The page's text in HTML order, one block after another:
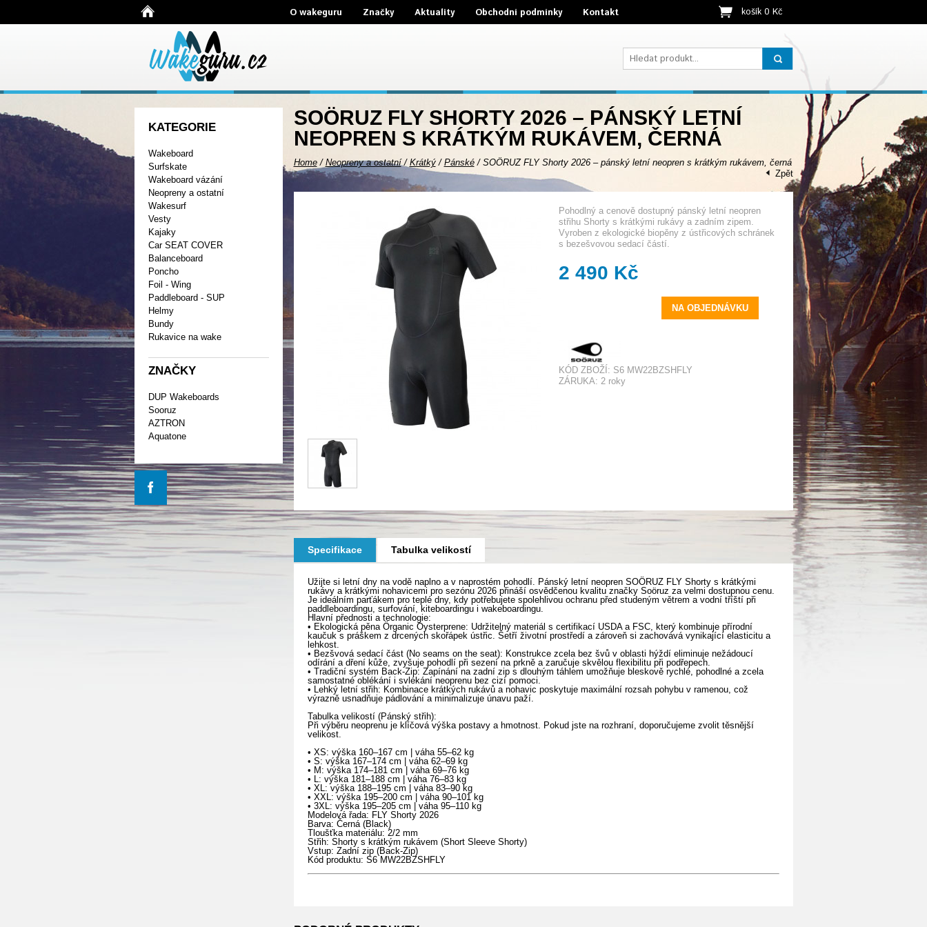
O wakeguru Značky Aktuality Obchodní podmínky Kontakt košík 0 Kč
KATEGORIE
Wakeboard
Surfskate
Wakeboard vázání
Neopreny a ostatní
Wakesurf
Vesty
Kajaky
Car SEAT COVER
Balanceboard
Poncho
Foil - Wing
Paddleboard - SUP
Helmy
Bundy
Rukavice na wake
ZNAČKY
DUP Wakeboards
Sooruz
AZTRON
Aquatone
SOÖRUZ FLY SHORTY 2026 – PÁNSKÝ LETNÍ
NEOPREN S KRÁTKÝM RUKÁVEM, ČERNÁ
Home/ Neopreny a ostatní/ Krátký/ Pánské/ SOÖRUZ FLY Shorty 2026 – pánský letní neopren s krátkým rukávem, černá
Zpět
Pohodlný a cenově dostupný pánský letní neopren
střihu Shorty s krátkými rukávy a zadním zipem.
Vyroben z ekologické biopěny z ústřicových schránek
s bezešvovou sedací částí.
2 490 Kč
NA OBJEDNÁVKU
KÓD ZBOŽÍ: S6 MW22BZSHFLY
ZÁRUKA: 2 roky
Specifikace Tabulka velikostí
Užijte si letní dny na vodě naplno a v naprostém pohodlí. Pánský letní neopren SOÖRUZ FLY Shorty s krátkými
rukávy a krátkými nohavicemi pro sezónu 2026 přináší osvědčenou kvalitu značky Soöruz za velmi dostupnou cenu.
Je ideálním parťákem pro teplé dny, kdy potřebujete spolehlivou ochranu před studeným větrem a vodní tříští při
paddleboardingu, surfování, kiteboardingu i wakeboardingu.
Hlavní přednosti a technologie:
• Ekologická pěna Örganic Oysterprene: Udržitelný materiál s certifikací USDA a FSC, který kombinuje přírodní
kaučuk s práškem z drcených skořápek ústřic. Šetří životní prostředí a zároveň si zachovává vynikající elasticitu a
lehkost.
• Bezšvová sedací část (No seams on the seat): Konstrukce zcela bez švů v oblasti hýždí eliminuje nežádoucí
odírání a dření kůže, zvyšuje pohodlí při sezení na prkně a zaručuje skvělou flexibilitu při podřepech.
• Tradiční systém Back-Zip: Zapínání na zadní zip s dlouhým táhlem umožňuje bleskově rychlé, pohodlné a zcela
samostatné oblékání i svlékání neoprenu bez cizí pomoci.
• Lehký letní střih: Kombinace krátkých rukávů a nohavic poskytuje maximální rozsah pohybu v ramenou, což
výrazně usnadňuje pádlování a minimalizuje únavu paží.
Tabulka velikostí (Pánský střih):
Při výběru neoprenu je klíčová výška postavy a hmotnost. Pokud jste na rozhraní, doporučujeme zvolit těsnější
velikost.
• XS: výška 160–167 cm | váha 55–62 kg
• S: výška 167–174 cm | váha 62–69 kg
• M: výška 174–181 cm | váha 69–76 kg
• L: výška 181–188 cm | váha 76–83 kg
• XL: výška 188–195 cm | váha 83–90 kg
• XXL: výška 195–200 cm | váha 90–101 kg
• 3XL: výška 195–205 cm | váha 95–110 kg
Modelová řada: FLY Shorty 2026
Barva: Černá (Black)
Tloušťka materiálu: 2/2 mm
Střih: Shorty s krátkým rukávem (Short Sleeve Shorty)
Vstup: Zadní zip (Back-Zip)
Kód produktu: S6 MW22BZSHFLY